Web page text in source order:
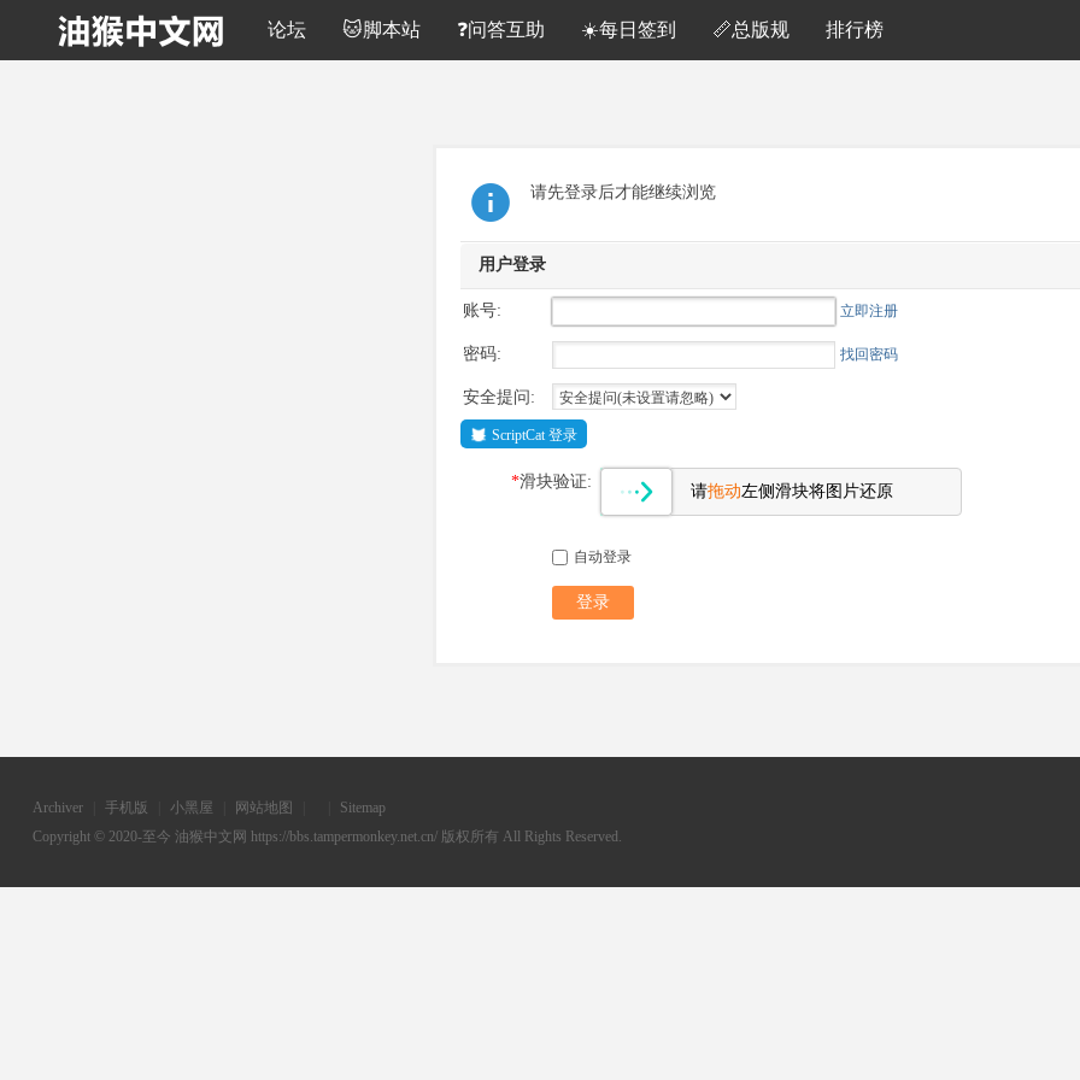
论坛 🐱脚本站 ❓问答互助 ☀️每日签到 📏总版规 排行榜
请先登录后才能继续浏览
用户登录
账号: 立即注册
密码: 找回密码
安全提问:
ScriptCat 登录
*滑块验证:
请拖动左侧滑块将图片还原
自动登录
登录
Archiver 手机版 小黑屋 网站地图
Sitemap
Copyright © 2020-至今 油猴中文网 https://bbs.tampermonkey.net.cn/ 版权所有 All Rights Reserved.